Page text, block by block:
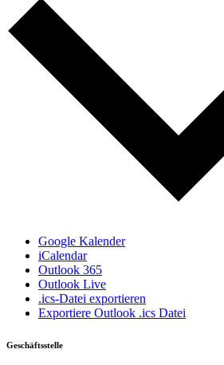
Google Kalender
iCalendar
Outlook 365
Outlook Live
.ics-Datei exportieren
Exportiere Outlook .ics Datei
Geschäftsstelle